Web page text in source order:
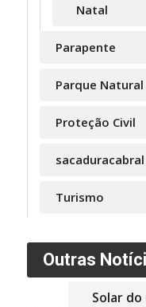
Natal
Parapente
Parque
Proteção Civil
sacaduracabral
Turismo
Outras
Solar